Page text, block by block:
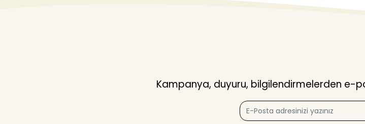
Kampanya, duyuru, bilgilendirmelerden e-